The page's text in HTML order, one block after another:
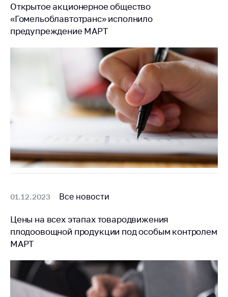
Открытое акционерное общество
«Гомельоблавтотранс» исполнило
предупреждение МАРТ
01.12.2023 Все новости
Цены на всех этапах товародвижения
плодоовощной продукции под особым контролем
МАРТ